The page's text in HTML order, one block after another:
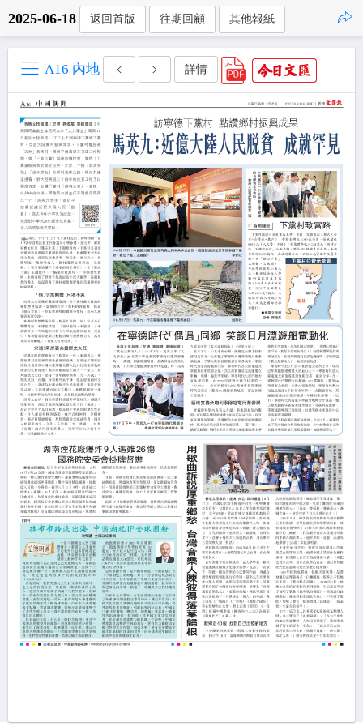
2025-06-18 返回首版 往期回顧 其他報紙
A16 內地 詳情